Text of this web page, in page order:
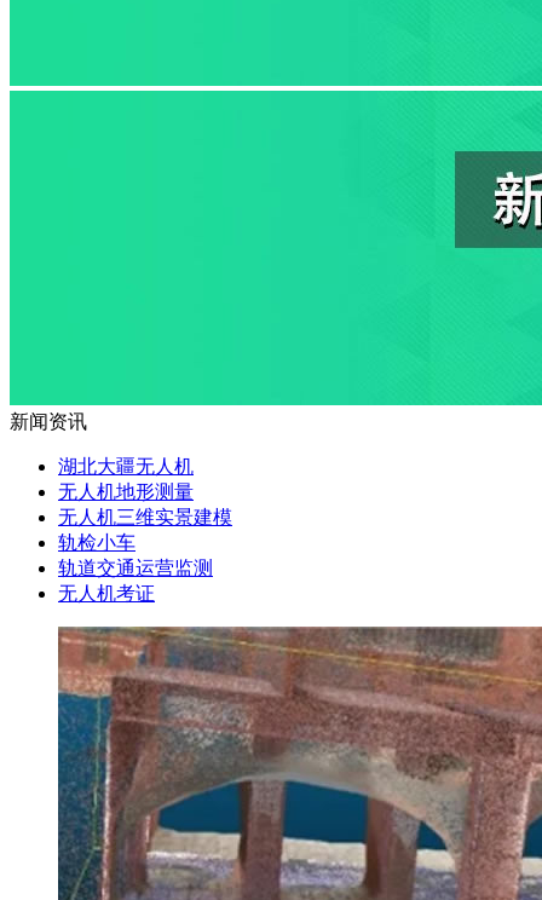
新闻资讯
湖北大疆无人机
无人机地形测量
无人机三维实景建模
轨检小车
轨道交通运营监测
无人机考证